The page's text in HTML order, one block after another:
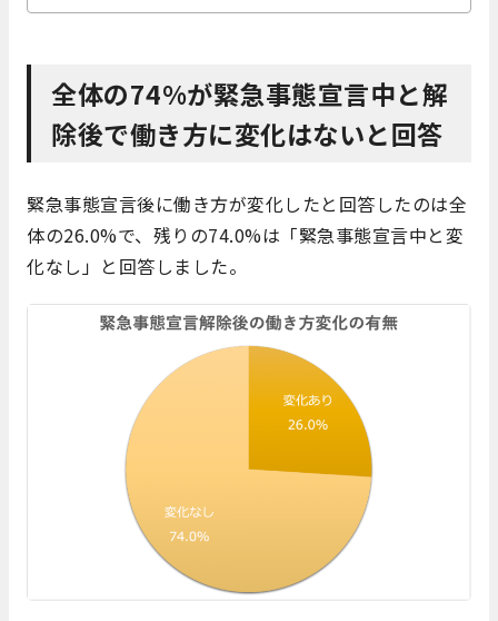
全体の74%が緊急事態宣言中と解
除後で働き方に変化はないと回答
緊急事態宣言後に働き方が変化したと回答したのは全
体の26.0%で、残りの74.0%は「緊急事態宣言中と変
化なし」と回答しました。